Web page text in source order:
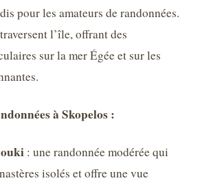
pour les amateurs de randonnées.
l’île, offrant des
sur la mer Égée et sur les
à Skopelos :
: une randonnée modérée qui
isolés et offre une vue